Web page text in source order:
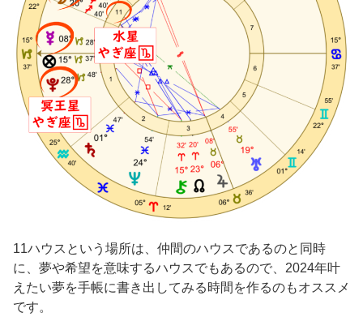
11ハウスという場所は、仲間のハウスであるのと同時
に、夢や希望を意味するハウスでもあるので、2024年叶
えたい夢を手帳に書き出してみる時間を作るのもオススメ
です。